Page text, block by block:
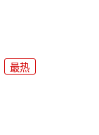
最热